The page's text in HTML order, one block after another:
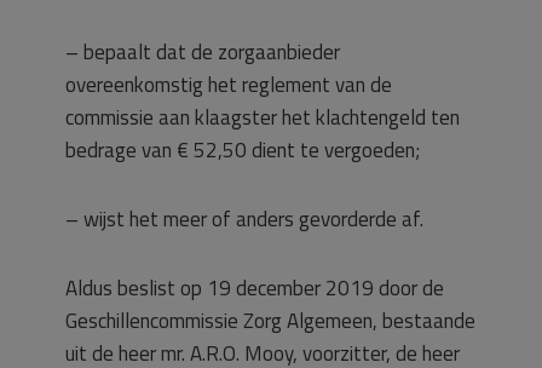
– bepaalt dat de zorgaanbieder
overeenkomstig het reglement van de
commissie aan klaagster het klachtengeld ten
bedrage van € 52,50 dient te vergoeden;
– wijst het meer of anders gevorderde af.
Aldus beslist op 19 december 2019 door de
Geschillencommissie Zorg Algemeen, bestaande
uit de heer mr. A.R.O. Mooy, voorzitter, de heer